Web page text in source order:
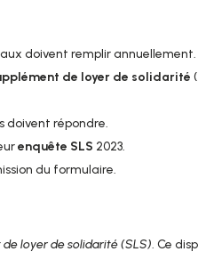
doivent remplir annuellement.
de loyer de solidarité
doivent répondre.
enquête SLS 2023.
du formulaire.
loyer de solidarité (SLS). Ce